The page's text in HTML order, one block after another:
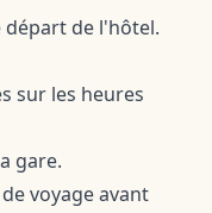
départ de l'hôtel.
sur les heures
gare.
voyage avant